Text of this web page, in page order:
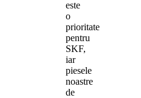
este
o
prioritate
pentru
SKF,
iar
piesele
noastre
de